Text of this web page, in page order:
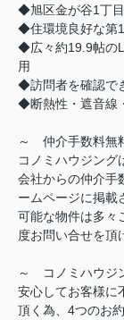
◆旭区金が谷1丁
◆住環境良好な第
◆広々約19.9帖の
用
◆訪問者を確認で
◆断熱性・遮音線
～ 仲介手数料無
コノミハウジング
会社からの仲介手
ームページに掲載
可能な物件は多々
度お問い合せを頂
～ コノミハウジ
安心してお客様に
頂く為、4つのお